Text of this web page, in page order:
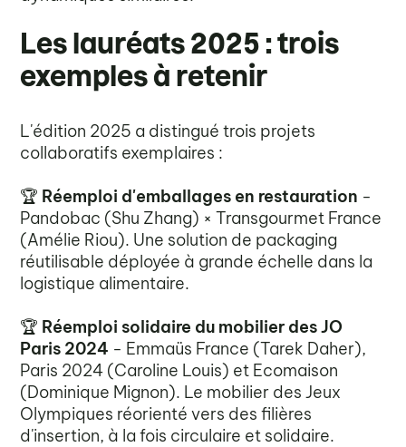
Les lauréats 2025 : trois
exemples à retenir
L'édition 2025 a distingué trois projets
collaboratifs exemplaires :
🏆 Réemploi d'emballages en restauration -
Pandobac (Shu Zhang) × Transgourmet France
(Amélie Riou). Une solution de packaging
réutilisable déployée à grande échelle dans la
logistique alimentaire.
🏆 Réemploi solidaire du mobilier des JO
Paris 2024 - Emmaüs France (Tarek Daher),
Paris 2024 (Caroline Louis) et Ecomaison
(Dominique Mignon). Le mobilier des Jeux
Olympiques réorienté vers des filières
d'insertion, à la fois circulaire et solidaire.